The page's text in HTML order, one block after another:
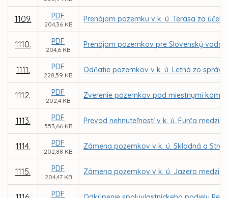
1109. PDF
204,36 KB
Prenájom pozemku v k. ú. Terasa za
1110. PDF
204,6 KB
Prenájom pozemkov pre Slovenský
1111. PDF
228,59 KB
Odňatie pozemkov v k. ú. Letná zo
1112. PDF
202,4 KB
Zverenie pozemkov pod miestnymi
1113. PDF
553,66 KB
Prevod nehnuteľností v k. ú. Furča medzi
1114. PDF
202,88 KB
Zámena pozemkov v k. ú. Skladná a
1115. PDF
204,47 KB
Zámena pozemkov v k. ú. Jazero medzi
PDF